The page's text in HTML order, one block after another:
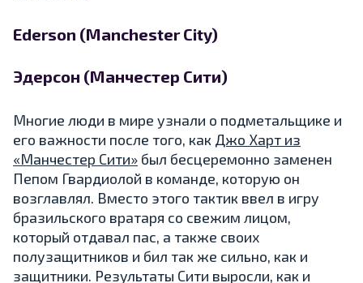
Ederson (Manchester City)
Эдерсон (Манчестер Сити)
Многие люди в мире узнали о подметальщике и
его важности после того, как Джо Харт из
«Манчестер Сити» был бесцеремонно заменен
Пепом Гвардиолой в команде, которую он
возглавлял. Вместо этого тактик ввел в игру
бразильского вратаря со свежим лицом,
который отдавал пас, а также своих
полузащитников и бил так же сильно, как и
защитники. Результаты Сити выросли, как и